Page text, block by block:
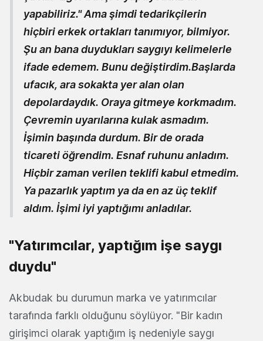
yapabiliriz." Ama şimdi tedarikçilerin
hiçbiri erkek ortakları tanımıyor, bilmiyor.
Şu an bana duydukları saygıyı kelimelerle
ifade edemem. Bunu değiştirdim.Başlarda
ufacık, ara sokakta yer alan olan
depolardaydık. Oraya gitmeye korkmadım.
Çevremin uyarılarına kulak asmadım.
İşimin başında durdum. Bir de orada
ticareti öğrendim. Esnaf ruhunu anladım.
Hiçbir zaman verilen teklifi kabul etmedim.
Ya pazarlık yaptım ya da en az üç teklif
aldım. İşimi iyi yaptığımı anladılar.
"Yatırımcılar, yaptığım işe saygı
duydu"
Akbudak bu durumun marka ve yatırımcılar
tarafında farklı olduğunu söylüyor. "Bir kadın
girişimci olarak yaptığım iş nedeniyle saygı